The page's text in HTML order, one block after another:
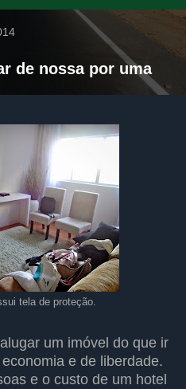
de nossa por uma
tela de proteção.
um imóvel do que ir
e de liberdade.
e o custo de um hotel